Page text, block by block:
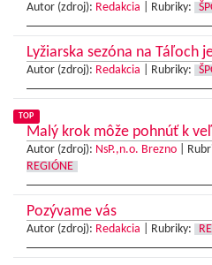
Autor (zdroj): Redakcia Rubriky:
Lyžiarska sezóna na Táľoch
Autor (zdroj): Redakcia Rubriky:
TOP
Malý krok môže pohnúť k
Autor (zdroj): NsP.,n.o. Brezno
REGIÓNE
Pozývame vás
Autor (zdroj): Redakcia Rubriky: